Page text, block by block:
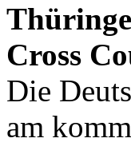
Cross
Die
am